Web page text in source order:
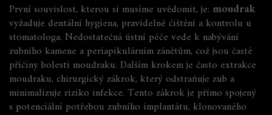
První souvislost, kterou si musíme uvědomit, je: moudrak
vyžaduje dentální hygiena, pravidelné čištění a kontrolu u
stomatologa. Nedostatečná ústní péče vede k nabývání
zubního kamene a periapikulárním zánětům, což jsou časté
příčiny bolesti moudraku. Dalším krokem je často extrakce
moudraku, chirurgický zákrok, který odstraňuje zub a
minimalizuje riziko infekce. Tento zákrok je přímo spojený
s potenciální potřebou zubního implantátu, klonovaného